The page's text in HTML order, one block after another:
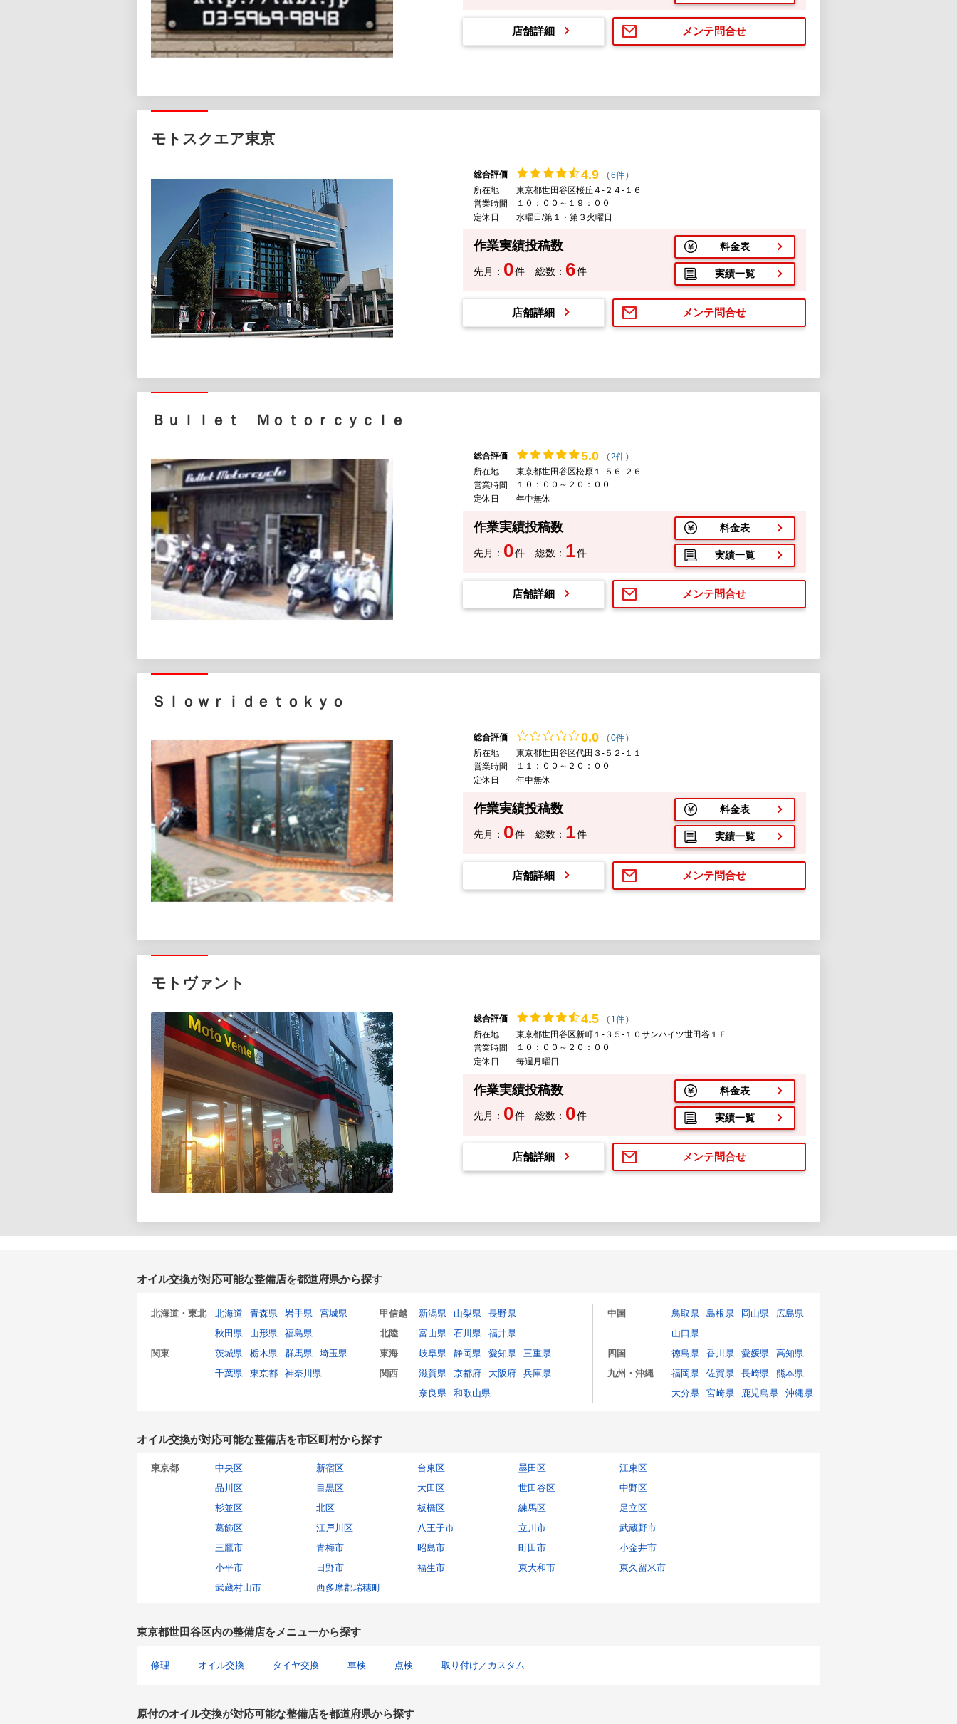
メンテ問合せ
店舗詳細
モトスクエア東京
総合評価 4.9 (6件)
所在地
東京都世田谷区桜丘４-２４-１６
営業時間
１０：００～１９：００
定休日
水曜日/第１・第３火曜日
作業実績投稿数
先月： 0件 総数： 6件
料金表
実績一覧
メンテ問合せ
店舗詳細
Ｂｕｌｌｅｔ Ｍｏｔｏｒｃｙｃｌｅ
総合評価 5.0 (2件)
所在地
東京都世田谷区松原１-５６-２６
営業時間
１０：００～２０：００
定休日
年中無休
作業実績投稿数
先月： 0件 総数： 1件
料金表
実績一覧
メンテ問合せ
店舗詳細
Ｓｌｏｗｒｉｄｅｔｏｋｙｏ
総合評価 0.0 (0件)
所在地
東京都世田谷区代田３-５２-１１
営業時間
１１：００～２０：００
定休日
年中無休
作業実績投稿数
先月： 0件 総数： 1件
料金表
実績一覧
メンテ問合せ
店舗詳細
モトヴァント
総合評価 4.5 ( 1件)
所在地
東京都世田谷区新町１-３５-１０サンハイツ世田谷１Ｆ
営業時間
１０：００～２０：００
定休日
毎週月曜日
作業実績投稿数
先月： 0件 総数： 0件
料金表
実績一覧
メンテ問合せ
店舗詳細
オイル交換が対応可能な整備店を都道府県から探す
北海道・東北 北海道 青森県 岩手県
宮城県
秋田県
山形県
福島県
関東
茨城県 栃木県 群馬県
埼玉県
千葉県
東京都 神奈川県
甲信越 新潟県 山梨県
長野県
北陸
富山県 石川県
福井県
東海
岐阜県 静岡県 愛知県
三重県
関西
滋賀県 京都府 大阪府
兵庫県
奈良県
和歌山県
中国 鳥取県 島根県 岡山県
広島県
山口県
四国
徳島県 香川県 愛媛県
高知県
九州・沖縄
福岡県 佐賀県 長崎県
熊本県
大分県
宮崎県 鹿児島県 沖縄県
オイル交換が対応可能な整備店を市区町村から探す
東京都 中央区 新宿区 台東区 墨田区
江東区
品川区
目黒区 大田区 世田谷区
中野区
杉並区
北区 板橋区 練馬区
足立区
葛飾区
江戸川区 八王子市 立川市
武蔵野市
三鷹市
青梅市 昭島市 町田市
小金井市
小平市
日野市 福生市 東大和市
東久留米市
武蔵村山市
西多摩郡瑞穂町
東京都世田谷区内の整備店をメニューから探す
修理 オイル交換 タイヤ交換 車検 点検 取り付け／カスタム
原付のオイル交換が対応可能な整備店を都道府県から探す